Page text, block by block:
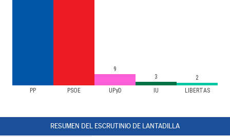
PP PSOE UPyD IU LIBERTAS
9
3
2
RESUMEN DEL ESCRUTINIO DE LANTADILLA